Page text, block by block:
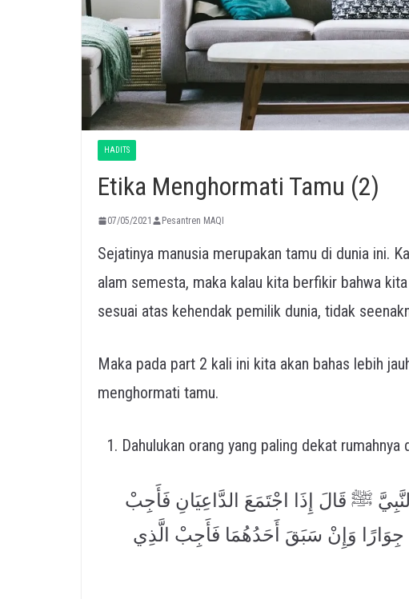
HADITS
Etika Menghormati Tamu (2)
07/05/2021 Pesantren MAQI
Sejatinya manusia merupakan tamu di dunia ini.
alam semesta, maka kalau kita berfikir bahwa
sesuai atas kehendak pemilik dunia, tidak
Maka pada part 2 kali ini kita akan bahas lebih
menghormati tamu.
Dahulukan orang yang paling dekat
ﷺ قَالَ إِذَا اجْتَمَعَ الدَّاعِيَانِ فَأَجِبْ
جِوَارًا وَإِنْ سَبَقَ أَحَدُهُمَا فَأَجِبْ الَّذِي